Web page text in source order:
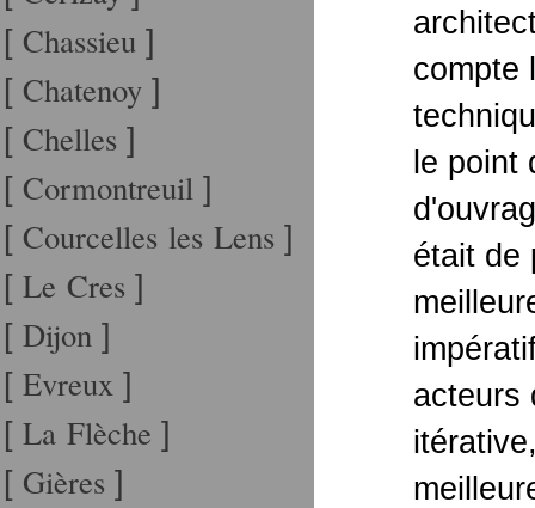
[ Chassieu ]
[ Chatenoy ]
[ Chelles ]
[ Cormontreuil ]
[ Courcelles les Lens ]
[ Le Cres ]
[ Dijon ]
[ Evreux ]
[ La Flèche ]
[ Gières ]
compte
le point
était de
acteurs